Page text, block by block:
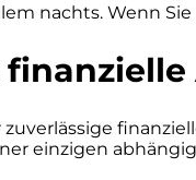
nachts. Wenn
zuverlässige
einzigen